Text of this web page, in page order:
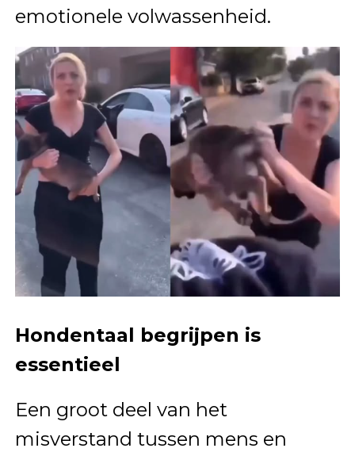
emotionele volwassenheid.
Hondentaal begrijpen is
essentieel
Een groot deel van het
misverstand tussen mens en